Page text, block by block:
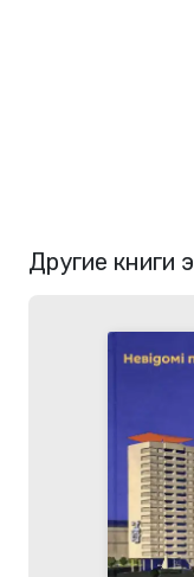
Другие книги